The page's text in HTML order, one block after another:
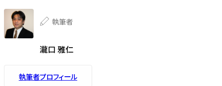
執筆者
瀧口 雅仁
執筆者プロフィール